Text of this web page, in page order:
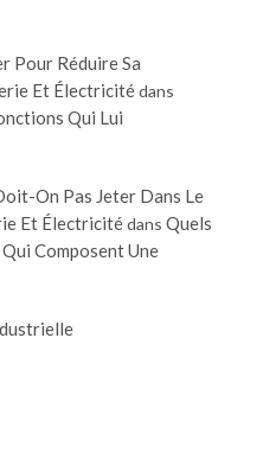
Pour Réduire Sa
Et Électricitédans
Qui Lui
On Pas Jeter Dans Le
Et Électricitédans Quels
Composent Une